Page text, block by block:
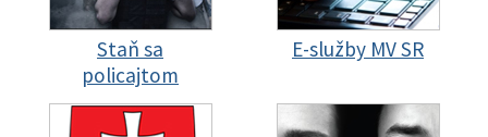
Staň sa
policajtom
E-služby MV SR